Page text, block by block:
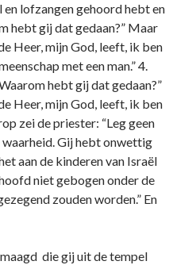
en lofzangen gehoord hebt en
hebt gij dat gedaan?” Maar
Heer, mijn God, leeft, ik ben
met een man.” 4.
hebt gij dat gedaan?”
Heer, mijn God, leeft, ik ben
zei de priester: “Leg geen
waarheid. Gij hebt o­nwettig
aan de kinderen van Israël
niet gebogen o­nder de
zouden worden.” En
die gij uit de tempel